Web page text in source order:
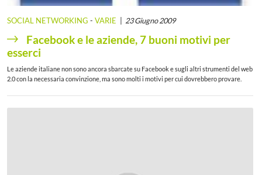
SOCIAL NETWORKING - VARIE 23 Giugno 2009
Facebook e le aziende, 7 buoni motivi per
esserci
Le aziende italiane non sono ancora sbarcate su Facebook e sugli altri strumenti del web
2.0 con la necessaria convinzione, ma sono molti i motivi per cui dovrebbero provare.